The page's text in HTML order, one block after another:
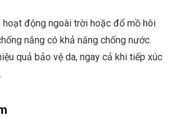
hoạt động ngoài trời hoặc đổ mồ hôi
nắng có khả năng chống nước.
quả bảo vệ da, ngay cả khi tiếp xúc